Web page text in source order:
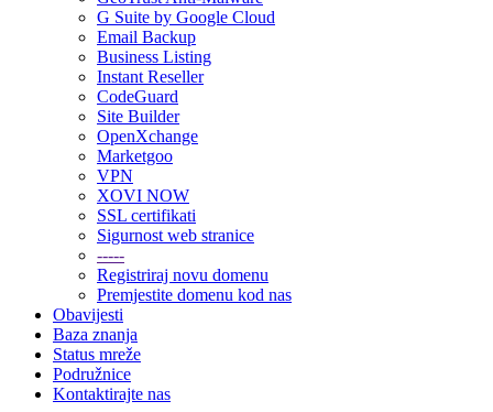
G Suite by Google Cloud
Email Backup
Business Listing
Instant Reseller
CodeGuard
Site Builder
OpenXchange
Marketgoo
VPN
XOVI NOW
SSL certifikati
Sigurnost web stranice
-----
Registriraj novu domenu
Premjestite domenu kod nas
Obavijesti
Baza znanja
Status mreže
Podružnice
Kontaktirajte nas